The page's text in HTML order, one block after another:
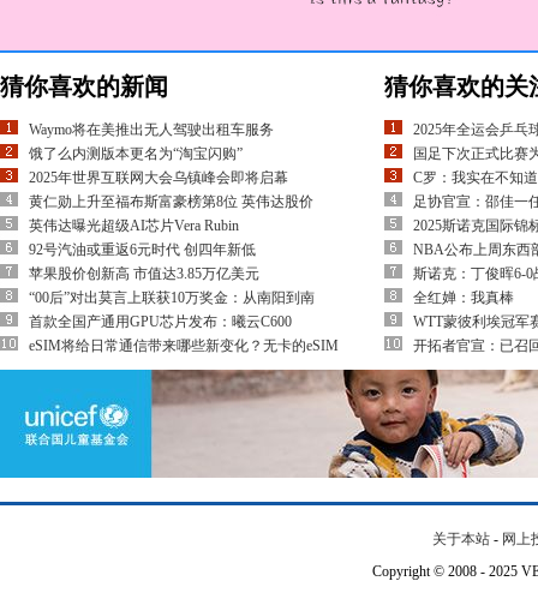
猜你喜欢的新闻
Waymo将在美推出无人驾驶出租车服务
饿了么内测版本更名为“淘宝闪购”
2025年世界互联网大会乌镇峰会即将启幕
黄仁勋上升至福布斯富豪榜第8位 英伟达股价
英伟达曝光超级AI芯片Vera Rubin
92号汽油或重返6元时代 创四年新低
苹果股价创新高 市值达3.85万亿美元
“00后”对出莫言上联获10万奖金：从南阳到南
首款全国产通用GPU芯片发布：曦云C600
eSIM将给日常通信带来哪些新变化？无卡的eSIM
猜你喜欢的关
2025年全运会乒乓
国足下次正式比赛
C罗：我实在不知
足协官宣：邵佳一
2025斯诺克国际锦
NBA公布上周东西
斯诺克：丁俊晖6-0
全红婵：我真棒
WTT蒙彼利埃冠军
开拓者官宣：已召
关于本站 - 网上
Copyright © 2008 - 2025